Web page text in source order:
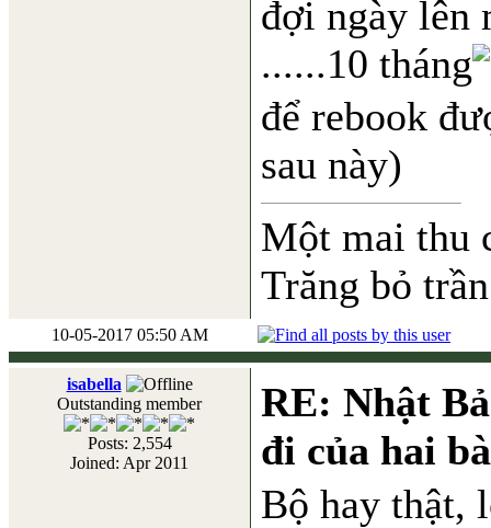
đợi ngày lên
......10 tháng
để rebook
sau này)
Một mai thu
Trăng bỏ
10-05-2017 05:50 AM
isabella
Outstanding member
Posts: 2,554
Joined: Apr 2011
RE: Nhật
đi của hai
Bộ hay thật,